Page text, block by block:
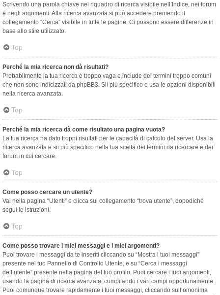
Scrivendo una parola chiave nel riquadro di ricerca visibile nell’Indice, nei forum
e negli argomenti. Alla ricerca avanzata si può accedere premendo il
collegamento “Cerca” visibile in tutte le pagine. Ci possono essere differenze in
base allo stile utilizzato.
Top
Perché la mia ricerca non dà risultati?
Probabilmente la tua ricerca è troppo vaga e include dei termini troppo comuni
che non sono indicizzati da phpBB3. Sii più specifico e usa le opzioni disponibili
nella ricerca avanzata.
Top
Perché la mia ricerca dà come risultato una pagina vuota?
La tua ricerca ha dato troppi risultati per le capacità di calcolo del server. Usa la
ricerca avanzata e sii più specifico nella tua scelta dei termini da ricercare e dei
forum in cui cercare.
Top
Come posso cercare un utente?
Vai nella pagina “Utenti” e clicca sul collegamento “trova utente”, dopodiché
segui le istruzioni.
Top
Come posso trovare i miei messaggi e i miei argomenti?
Puoi trovare i messaggi da te inseriti cliccando su “Mostra i tuoi messaggi”
presente nel tuo Pannello di Controllo Utente, e su “Cerca i messaggi
dell’utente” presente nella pagina del tuo profilo. Puoi cercare i tuoi argomenti,
usando la pagina di ricerca avanzata, compilando i vari campi opportunamente.
Puoi comunque trovare rapidamente i tuoi messaggi, cliccando sull’omonima